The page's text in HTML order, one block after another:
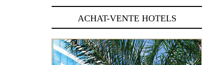
ACHAT-VENTE HOTELS